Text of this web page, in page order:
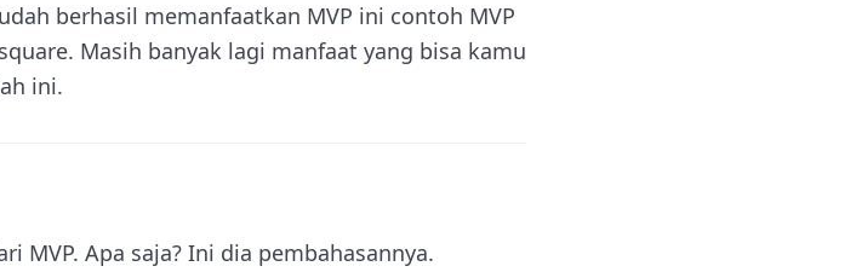
berhasil memanfaatkan MVP ini contoh MVP
Masih banyak lagi manfaat yang bisa kamu
ini.
MVP. Apa saja? Ini dia pembahasannya.